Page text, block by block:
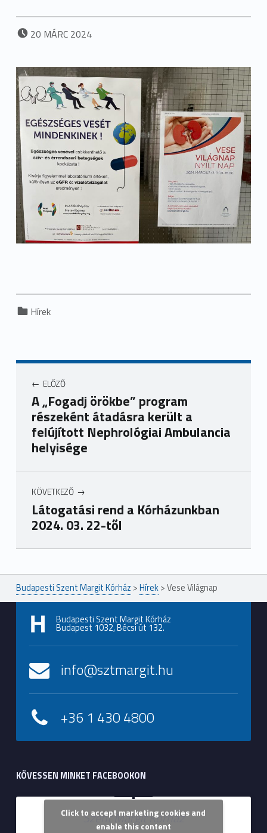
POSTED ON:
20 MÁRC 2024
Categorized in:
Hírek
ELŐZŐ
A „Fogadj örökbe” program
részeként átadásra került a
felújított Nephrológiai Ambulancia
helyisége
KÖVETKEZŐ
Látogatási rend a Kórházunkban
2024. 03. 22-től
Ugrás a főmenühöz
Budapesti Szent Margit Kórház >Hírek>Vese Világnap
Budapesti Szent Margit Kórház
Budapest 1032, Bécsi út 132.
info@sztmargit.hu
+36 1 430 4800
KÖVESSEN MINKET FACEBOOKON
Szent Margit Kórház
Click to accept marketing cookies and
enable this content